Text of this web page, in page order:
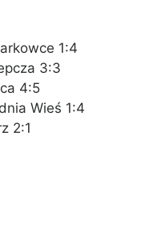
1:4
3:3
4:5
Wieś 1:4
2:1